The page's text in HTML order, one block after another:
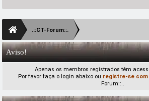
.::CT-Forum::.
Aviso!
Apenas os membros registrados têm
Por favor faça o login abaixo ou registre-se
Forum::..